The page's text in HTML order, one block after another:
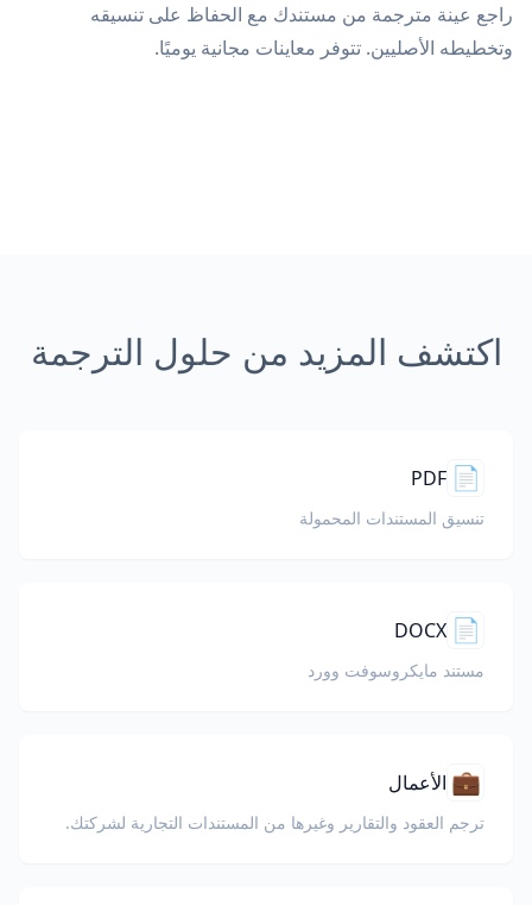
راجع عينة مترجمة من مستندك مع الحفاظ على تنسيقه
وتخطيطه الأصليين. تتوفر معاينات مجانية يوميًا.
اكتشف المزيد من حلول الترجمة
📄
PDF
تنسيق المستندات المحمولة
📄
DOCX
مستند مايكروسوفت وورد
💼 الأعمال
ترجم العقود والتقارير وغيرها من المستندات التجارية لشركتك.